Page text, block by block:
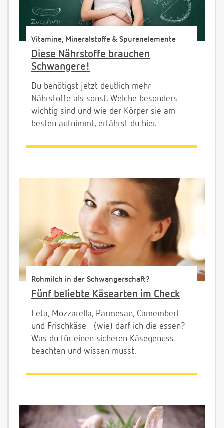
Vitamine, Mineralstoffe & Spurenelemente
Diese Nährstoffe brauchen
Schwangere!
Du benötigst jetzt deutlich mehr
Nährstoffe als sonst. Welche besonders
wichtig sind und wie der Körper sie am
besten aufnimmt, erfährst du hier.
Rohmilch in der Schwangerschaft?
Fünf beliebte Käsearten im Check
Feta, Mozzarella, Parmesan, Camembert
und Frischkäse - (wie) darf ich die essen?
Was du für einen sicheren Käsegenuss
beachten und wissen musst.